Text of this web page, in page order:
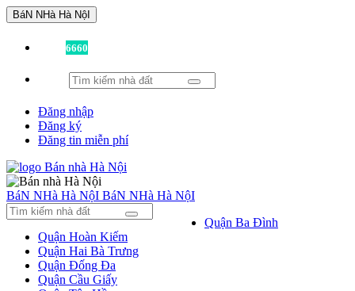
BáN NHà Hà NộI
6660
Đăng nhập
Đăng ký
Đăng tin miễn phí
BáN NHà Hà NộI BáN NHà Hà NộI
Quận Ba Đình
Quận Hoàn Kiếm
Quận Hai Bà Trưng
Quận Đống Đa
Quận Cầu Giấy